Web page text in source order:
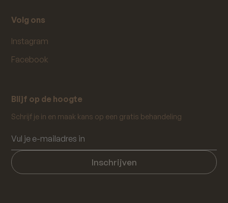
Volg ons
Instagram
Facebook
Blijf op de hoogte
Schrijf je in en maak kans op een gratis behandeling